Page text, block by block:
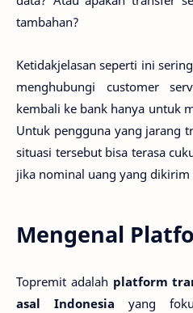
tambahan?
Ketidakjelasan seperti ini
menghubungi customer
kembali ke bank hanya untuk
Untuk pengguna yang jarang
situasi tersebut bisa terasa
jika nominal uang yang dikirim
Mengenal
Topremit adalah platform
asal Indonesia yang